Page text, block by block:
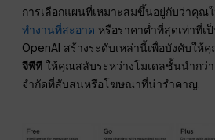
การเลือกแผนที่เหมาะสมขึ้นอยู่กับว่าคุ
ทำงานที่สะอาด หรือราคาต่ำที่สุดเท่าที่เ
OpenAI สร้างระดับเหล่านี้เพื่อบังคับให้
จีพีที ให้คุณสลับระหว่างโมเดลชั้นนำกว่
จำกัดที่สับสนหรือโฆษณาที่น่ารำคาญ.